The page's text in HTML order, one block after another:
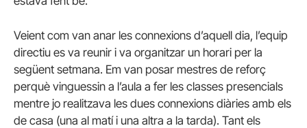
Veient com van anar les connexions d’aquell dia, l’equip
directiu es va reunir i va organitzar un horari per la
següent setmana. Em van posar mestres de reforç
perquè vinguessin a l’aula a fer les classes presencials
mentre jo realitzava les dues connexions diàries amb els
de casa (una al matí i una altra a la tarda). Tant els